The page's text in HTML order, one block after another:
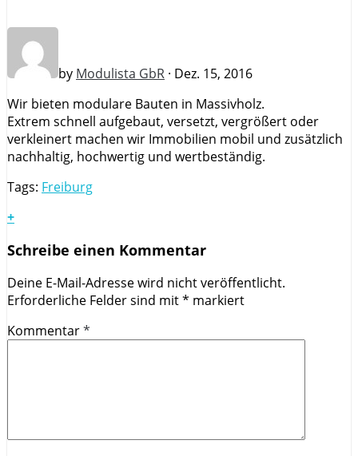
by Modulista GbR · Dez. 15, 2016
Wir bieten modulare Bauten in Massivholz.
Extrem schnell aufgebaut, versetzt, vergrößert oder
verkleinert machen wir Immobilien mobil und zusätzlich
nachhaltig, hochwertig und wertbeständig.
Tags: Freiburg
+
Schreibe einen Kommentar
Deine E-Mail-Adresse wird nicht veröffentlicht.
Erforderliche Felder sind mit* markiert
Kommentar*